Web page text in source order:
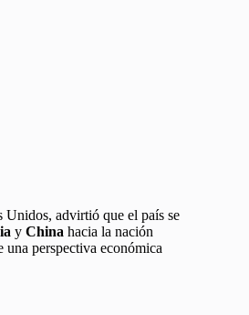
Unidos, advirtió que el país se
y China hacia la nación
una perspectiva económica